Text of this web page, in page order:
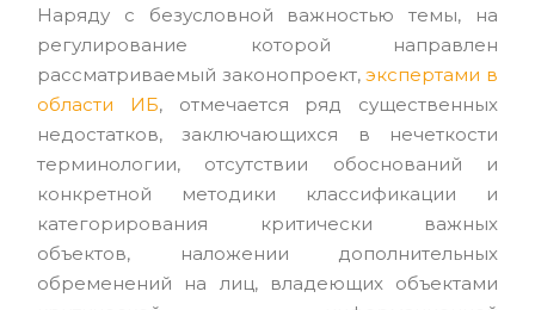
Наряду с безусловной важностью темы, на
регулирование которой направлен
рассматриваемый законопроект,экспертами в
области ИБ, отмечается ряд существенных
недостатков, заключающихся в нечеткости
терминологии, отсутствии обоснований и
конкретной методики классификации и
категорирования критически важных
объектов, наложении дополнительных
обременений на лиц, владеющих объектами